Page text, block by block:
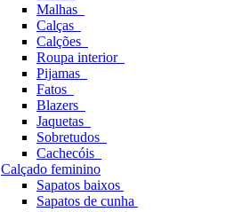
Malhas
Calças
Calções
Roupa interior
Pijamas
Fatos
Blazers
Jaquetas
Sobretudos
Cachecóis
Calçado feminino
Sapatos baixos
Sapatos de cunha